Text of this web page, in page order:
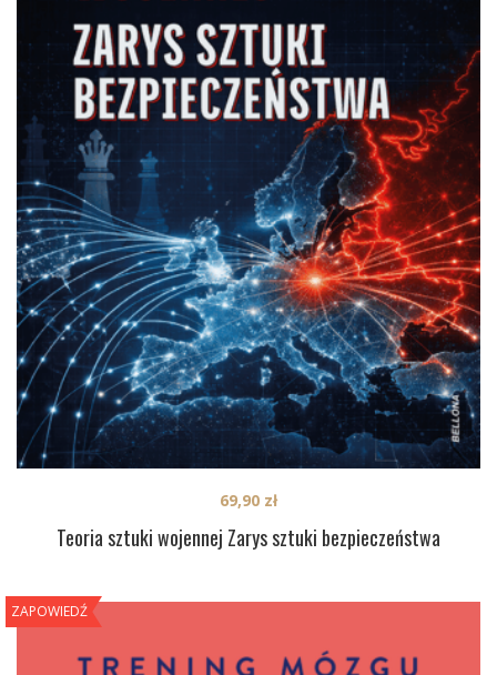
Teoria sztuki wojennej Zarys sztuki bezpieczeństwa
69,90 zł
ZAPOWIEDŹ